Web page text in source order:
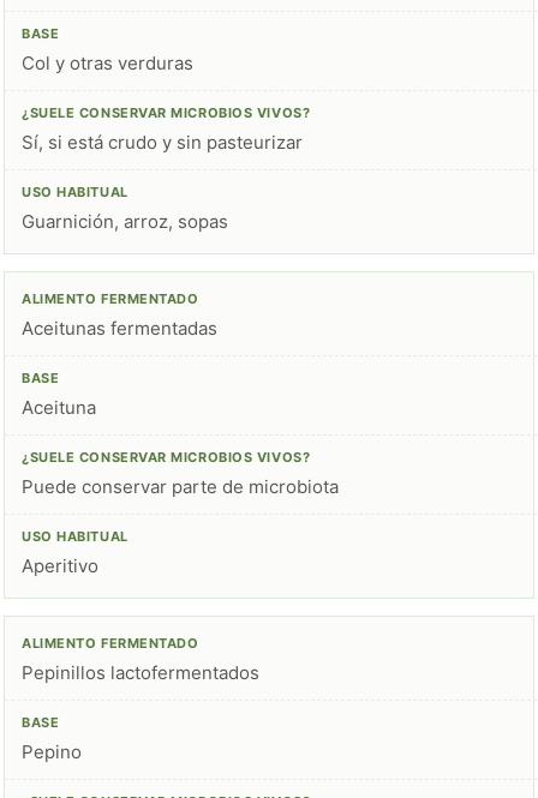
Col y otras verduras
Sí, si está crudo y sin pasteurizar
Guarnición, arroz, sopas
Aceitunas fermentadas
Aceituna
Puede conservar parte de microbiota
Aperitivo
Pepinillos lactofermentados
Pepino